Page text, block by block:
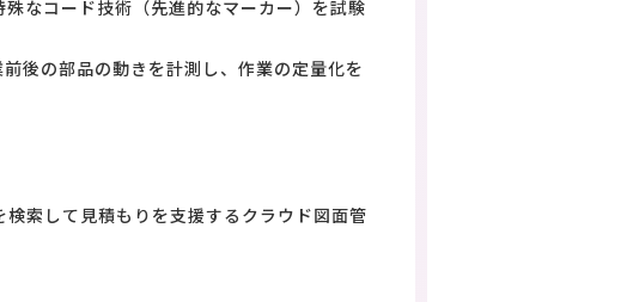
なコード技術（先進的なマーカー）を試験
後の部品の動きを計測し、作業の定量化を
索して見積もりを支援するクラウド図面管